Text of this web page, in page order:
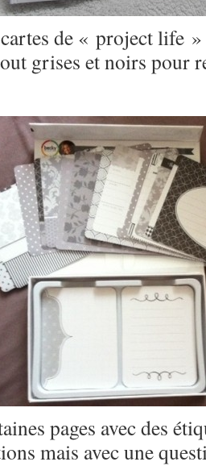
cartes de « project life
grises et noirs pour
pages avec des
mais avec une